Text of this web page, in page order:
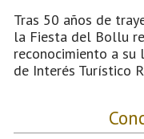
Tras 50 años de
la Fiesta del Bollu
reconocimiento a su
de Interés Turístico